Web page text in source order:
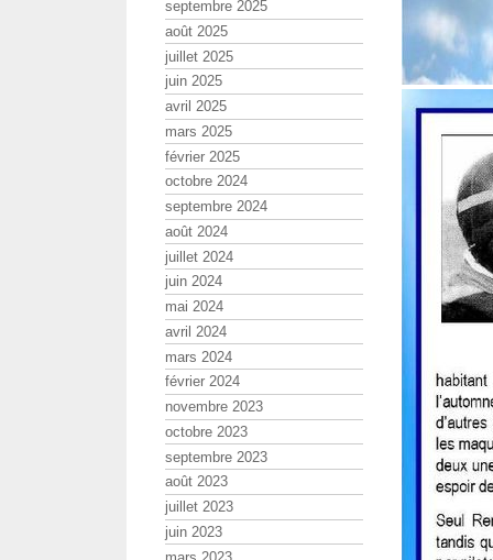
septembre 2025
août 2025
juillet 2025
juin 2025
avril 2025
mars 2025
février 2025
octobre 2024
septembre 2024
août 2024
juillet 2024
juin 2024
mai 2024
avril 2024
mars 2024
février 2024
novembre 2023
octobre 2023
septembre 2023
août 2023
juillet 2023
juin 2023